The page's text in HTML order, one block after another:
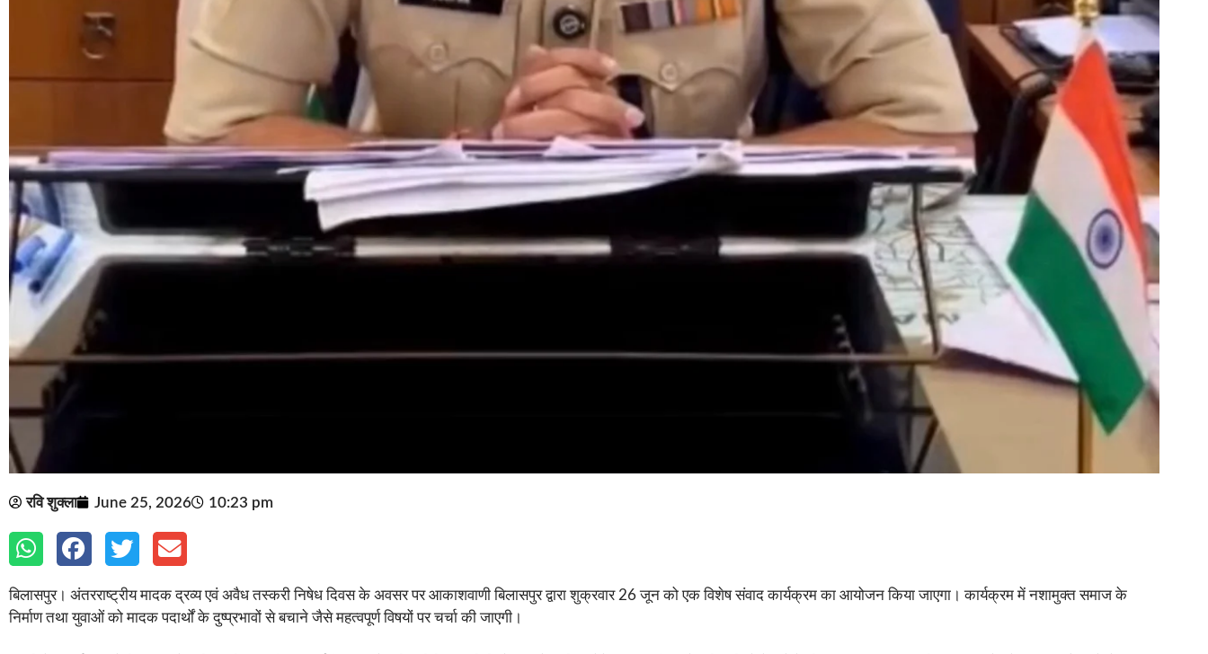
रवि शुक्ला June 25, 2026 10:23 pm
बिलासपुर। अंतरराष्ट्रीय मादक द्रव्य एवं अवैध तस्करी निषेध दिवस के अवसर पर आकाशवाणी बिलासपुर द्वारा शुक्रवार 26 जून को एक विशेष संवाद कार्यक्रम का आयोजन किया जाएगा। कार्यक्रम में नशामुक्त समाज के
निर्माण तथा युवाओं को मादक पदार्थों के दुष्प्रभावों से बचाने जैसे महत्वपूर्ण विषयों पर चर्चा की जाएगी।